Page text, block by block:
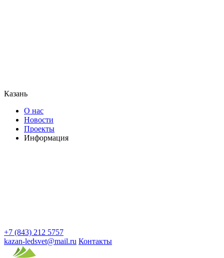
Казань
О нас
Новости
Проекты
Информация
+7 (843) 212 5757
kazan-ledsvet@mail.ru Контакты